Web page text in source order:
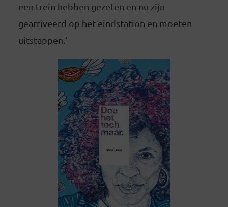
een trein hebben gezeten en nu zijn
gearriveerd op het eindstation en moeten
uitstappen.’